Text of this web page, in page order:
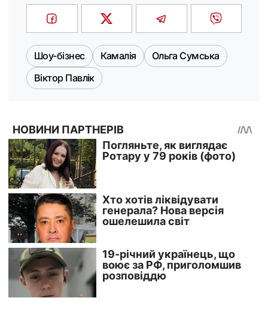
Шоу-бізнес Камалія
Ольга Сумська
Віктор Павлік